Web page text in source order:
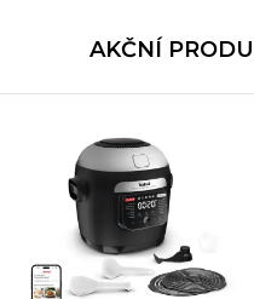
AKČNÍ